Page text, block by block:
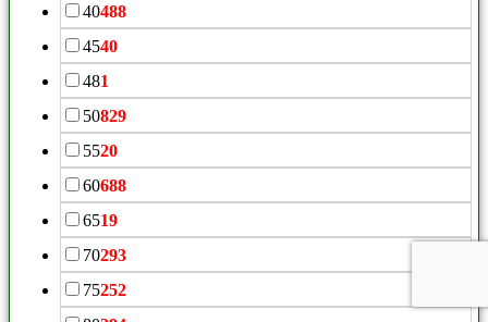
40488
4540
481
50829
5520
60688
6519
70293
75252